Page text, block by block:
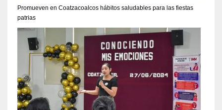
Promueven en Coatzacoalcos hábitos saludables para las fiestas
patrias